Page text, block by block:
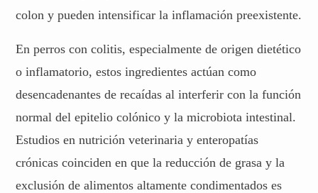
colon y pueden intensificar la inflamación preexistente.
En perros con colitis, especialmente de origen dietético
o inflamatorio, estos ingredientes actúan como
desencadenantes de recaídas al interferir con la función
normal del epitelio colónico y la microbiota intestinal.
Estudios en nutrición veterinaria y enteropatías
crónicas coinciden en que la reducción de grasa y la
exclusión de alimentos altamente condimentados es